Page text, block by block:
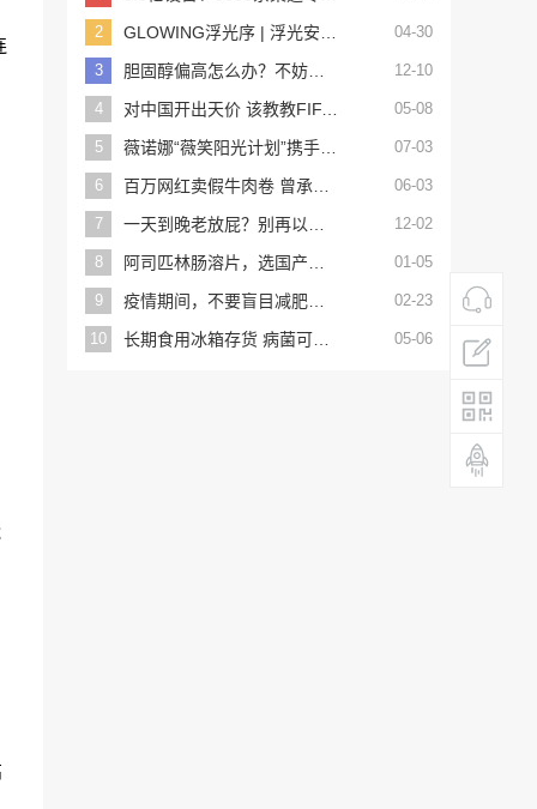
2 04-30
3 12-10
4 05-08
5 07-03
6 06-03
7 12-02
8 01-05
9 02-23
10 05-06